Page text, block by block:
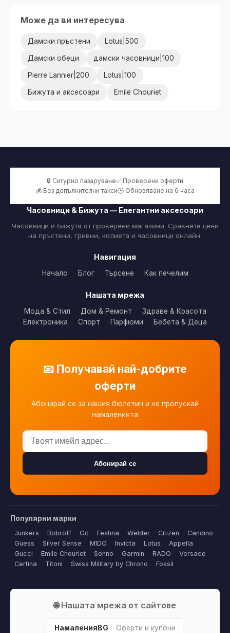
Може да ви интересува
Дамски пръстени Lotus|500
Дамски обеци дамски часовници|100
Pierre Lannier|200 Lotus|100
Бижута и аксесоари Emile Chouriet
🔒 Сигурно пазаруване✅ Проверени оферти
💰 Без допълнителни такси🕒 Обновяване на 6 часа
Часовници & Бижута — Елегантни аксесоари
Часовници и бижута от проверени магазини. Сравнете цени
на пръстени, гривни, колиета и часовници онлайн.
Навигация
Начало Блог Търсене Как печелим
Нашата мрежа
Мода & Стил Дом & Ремонт
Здраве & Красота
Електроника
Спорт Парфюми Бебета & Деца
📧 Получавай най-добрите
оферти
Абонирай се за нашия бюлетин и не пропускай
намаленията
Абонирай се
Популярни марки
Junkers Bobroff Gc Festina Welder Citizen
Candino
Guess
Silver Sense MIDO Invicta Lotus
Appella
Gucci
Emile Chouriet Sonno Garmin RADO
Versace
Certina
Titoni Swiss Military by Chrono Fossil
🌐 Нашата мрежа от сайтове
НамаленияBG · Оферти и купони